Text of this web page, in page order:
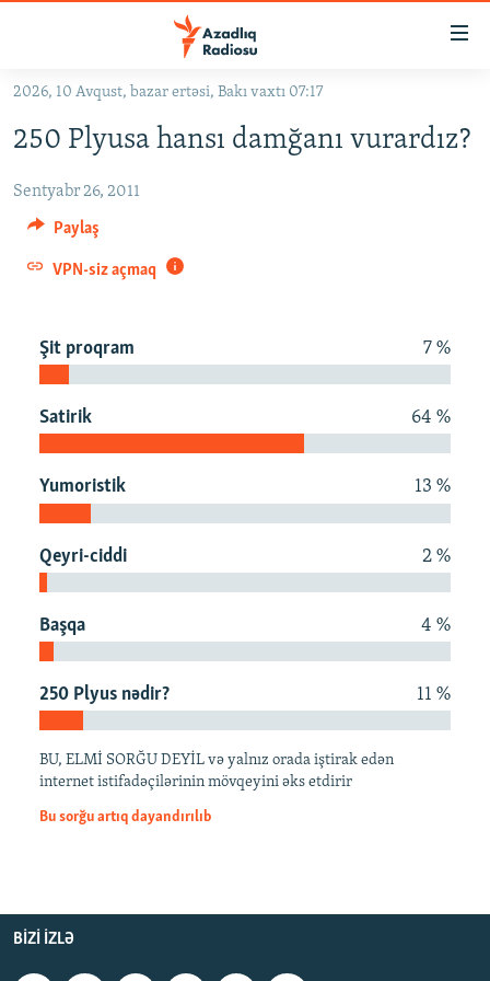
Əsas
qayıt
naviqasiyaya
qayıt
KORRUPSIOMETR
#ƏSLINDƏ
FƏRQƏ BAX
ARAŞDIRMA
VIDEO
KARIKATURA
RADIO ARXIV
İSLAM VƏ DEMOKRATIYA
İZ - MƏDƏNIYYƏT PROQRAMI
HAQQIMIZDA
PEŞƏ ETIKASI VƏ JURNALISTIKA STANDARTLARIMIZ
MATERIALLARIMIZDAN ISTIFADƏ
AZADLIQRADIOSU MOBIL TELEFONUNUZDA
XƏBƏR BÜLLETENLƏRIMIZ
RFE/RL-in bütün saytları
2026, 10 Avqust, bazar ertəsi, Bakı vaxtı 07:17
250 Plyusa hansı damğanı vurardız?
Sentyabr 26, 2011
Paylaş
VPN-siz açmaq
Şit proqram 7 %
Satirik 64 %
Yumoristik 13 %
Qeyri-ciddi 2 %
Başqa 4 %
250 Plyus nədir? 11 %
BU, ELMİ SORĞU DEYİL və yalnız orada iştirak edən
internet istifadəçilərinin mövqeyini əks etdirir
Bu sorğu artıq dayandırılıb
BIZI IZLƏ